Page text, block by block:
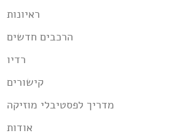
ראיונות
הרכבים חדשים
רדיו
קישורים
מדריך לפסטיבלי מוזיקה
אודות